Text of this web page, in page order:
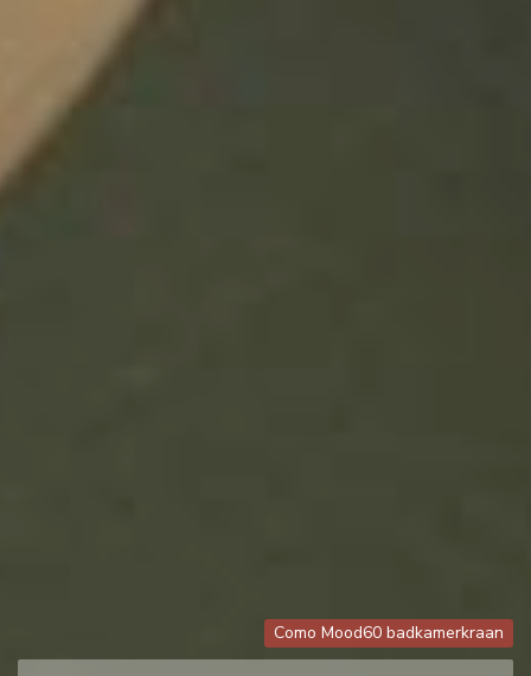
Como Mood60 badkamerkraan